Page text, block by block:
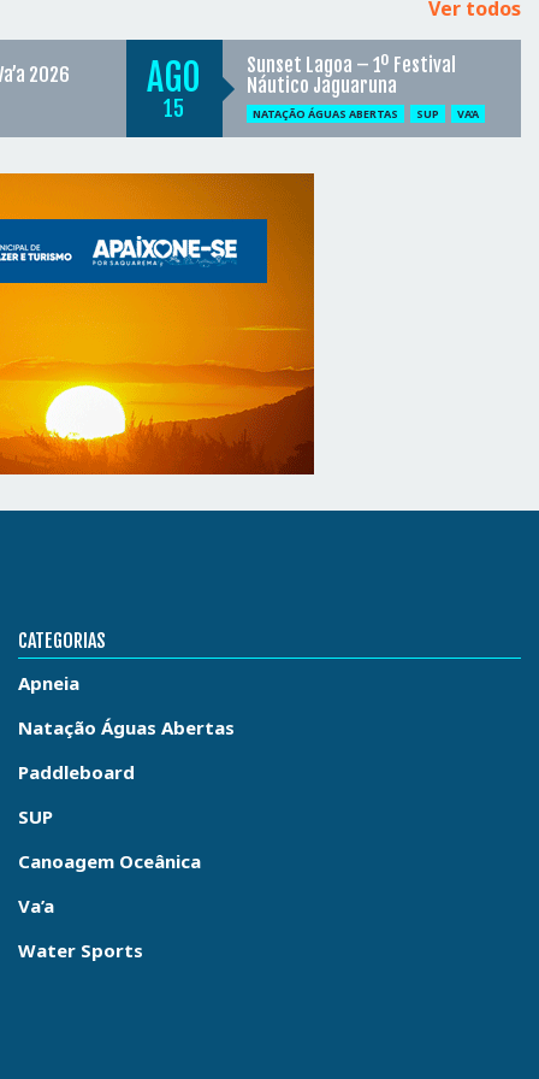
Ver todos
2026 AGO
15
Sunset Lagoa – 1º Festival
Náutico Jaguaruna
NATAÇÃO ÁGUAS ABERTAS SUP VA'A
CATEGORIAS
Apneia
Natação Águas Abertas
Paddleboard
SUP
Canoagem Oceânica
Va’a
Water Sports